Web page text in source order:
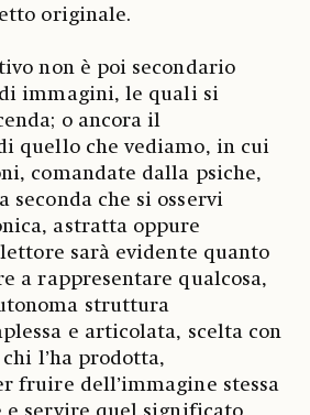
originale.
non è poi secondario
immagini, le quali si
o ancora il
quello che vediamo, in cui
comandate dalla psiche,
seconda che si osservi
astratta oppure
sarà evidente quanto
a rappresentare qualcosa,
struttura
e articolata, scelta con
l’ha prodotta,
fruire dell’immagine stessa